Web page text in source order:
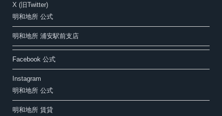
X (旧Twitter)
明和地所 公式
明和地所 浦安駅前支店
Facebook 公式
Instagram
明和地所 公式
明和地所 賃貸